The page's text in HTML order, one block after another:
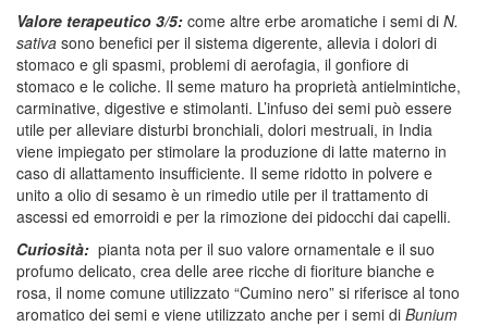
Valore terapeutico 3/5: come altre erbe aromatiche i semi di N.
sativa sono benefici per il sistema digerente, allevia i dolori di
stomaco e gli spasmi, problemi di aerofagia, il gonfiore di
stomaco e le coliche. Il seme maturo ha proprietà antielmintiche,
carminative, digestive e stimolanti. L’infuso dei semi può essere
utile per alleviare disturbi bronchiali, dolori mestruali, in India
viene impiegato per stimolare la produzione di latte materno in
caso di allattamento insufficiente. Il seme ridotto in polvere e
unito a olio di sesamo è un rimedio utile per il trattamento di
ascessi ed emorroidi e per la rimozione dei pidocchi dai capelli.
Curiosità: pianta nota per il suo valore ornamentale e il suo
profumo delicato, crea delle aree ricche di fioriture bianche e
rosa, il nome comune utilizzato “Cumino nero” si riferisce al tono
aromatico dei semi e viene utilizzato anche per i semi di Bunium